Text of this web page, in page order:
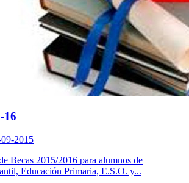
16
2015
Becas 2015/2016 para alumnos de
Educación Primaria, E.S.O. y...